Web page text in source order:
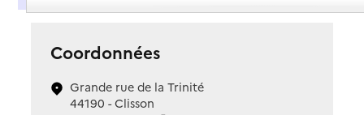
Coordonnées
Grande rue de la Trinité
44190 - Clisson